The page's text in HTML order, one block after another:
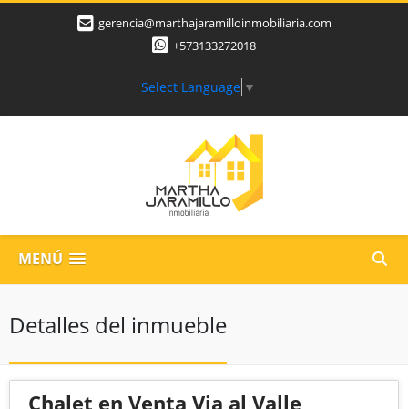
gerencia@marthajaramilloinmobiliaria.com
+573133272018
Select Language ▼
MENÚ
Detalles del inmueble
Chalet en Venta Via al Valle